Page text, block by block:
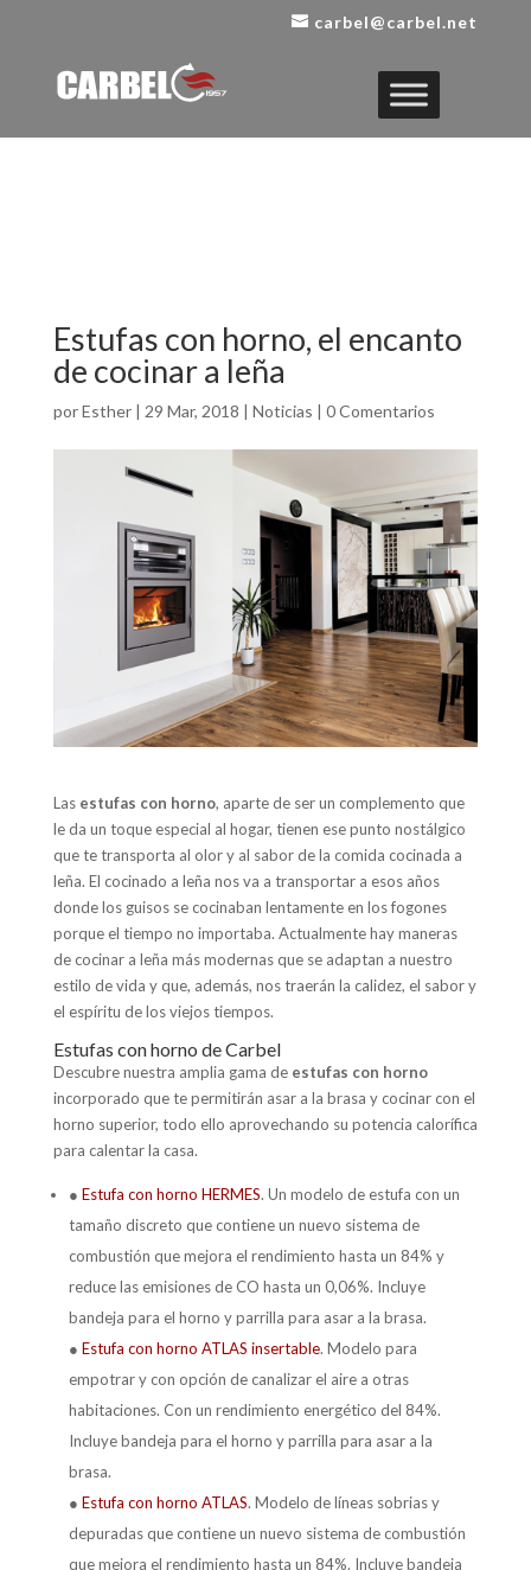
carbel@carbel.net
Estufas con horno, el encanto
de cocinar a leña
porEsther| 29 Mar, 2018 | Noticias | 0 Comentarios
Las estufas con horno, aparte de ser un complemento que
le da un toque especial al hogar, tienen ese punto nostálgico
que te transporta al olor y al sabor de la comida cocinada a
leña. El cocinado a leña nos va a transportar a esos años
donde los guisos se cocinaban lentamente en los fogones
porque el tiempo no importaba. Actualmente hay maneras
de cocinar a leña más modernas que se adaptan a nuestro
estilo de vida y que, además, nos traerán la calidez, el sabor y
el espíritu de los viejos tiempos.
Estufas con horno de Carbel
Descubre nuestra amplia gama de estufas con horno
incorporado que te permitirán asar a la brasa y cocinar con el
horno superior, todo ello aprovechando su potencia calorífica
para calentar la casa.
● Estufa con horno HERMES. Un modelo de estufa con un
tamaño discreto que contiene un nuevo sistema de
combustión que mejora el rendimiento hasta un 84% y
reduce las emisiones de CO hasta un 0,06%. Incluye
bandeja para el horno y parrilla para asar a la brasa.
● Estufa con horno ATLAS insertable. Modelo para
empotrar y con opción de canalizar el aire a otras
habitaciones. Con un rendimiento energético del 84%.
Incluye bandeja para el horno y parrilla para asar a la
brasa.
● Estufa con horno ATLAS. Modelo de líneas sobrias y
depuradas que contiene un nuevo sistema de combustión
que mejora el rendimiento hasta un 84%. Incluye bandeja